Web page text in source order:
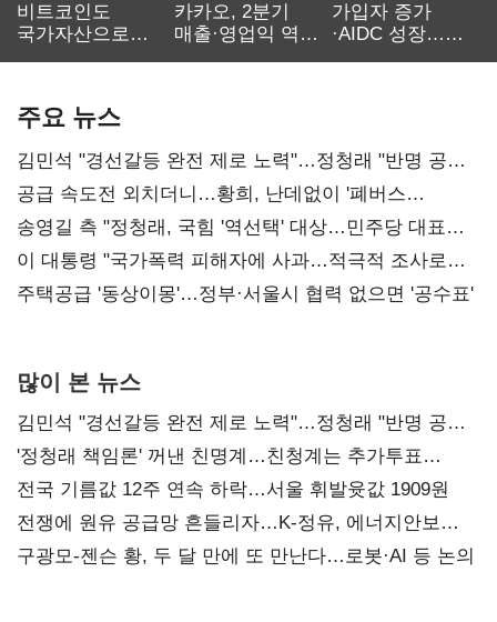
비트코인도
국가자산으로…'
카카오, 2분기
매출·영업익 역대
가입자 증가
·AIDC 성장…
주요 뉴스
김민석 "경선갈등 완전 제로 노력"…정청래 "반명 공세
사과부터"
공급 속도전 외치더니…황희, 난데없이 '폐버스
리모델링' 제안
송영길 측 "정청래, 국힘 '역선택' 대상…민주당 대표로
총선 지휘 못해"
이 대통령 "국가폭력 피해자에 사과…적극적 조사로
진실 밝혀야"
주택공급 '동상이몽'…정부·서울시 협력 없으면 '공수표'
많이 본 뉴스
김민석 "경선갈등 완전 제로 노력"…정청래 "반명 공세
사과부터"
'정청래 책임론' 꺼낸 친명계…친청계는 추가투표
때리기
전국 기름값 12주 연속 하락…서울 휘발윳값 1909원
전쟁에 원유 공급망 흔들리자…K-정유, 에너지안보
핵심으로 재부상
구광모-젠슨 황, 두 달 만에 또 만난다…로봇·AI 등 논의